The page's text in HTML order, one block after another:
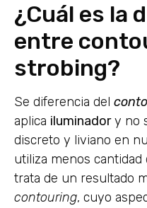
¿Cuál es la
entre
strobing?
Se diferencia del
aplica iluminadory no
discreto y liviano en
utiliza menos cantidad
trata de un resultado
contouring, cuyo